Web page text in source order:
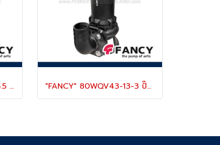
"FANCY" 100WQV65-15-5.5 ปั๊มแช่ดูดโคลน 4 นิ้ว กระแสไฟ 5.5 KW/ 7.5 แรง (380V) ส่งสูง 15 เมตร ใบพัดตัดเหล็ก 48HR "FANCY" 80WQV43-13-3 ปั๊มแช่ดูดโคลน 3 นิ้ว กระแสไฟ 3.0 KW/ 4 แรง (380V) ส่งสูง 13 เมตร ใบพัดตัดเหล็ก 48HR